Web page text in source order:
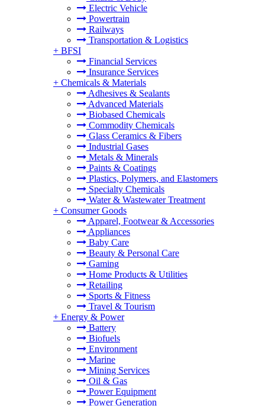
Electric Vehicle
Powertrain
Railways
Transportation & Logistics
+ BFSI
Financial Services
Insurance Services
+ Chemicals & Materials
Adhesives & Sealants
Advanced Materials
Biobased Chemicals
Commodity Chemicals
Glass Ceramics & Fibers
Industrial Gases
Metals & Minerals
Paints & Coatings
Plastics, Polymers, and Elastomers
Specialty Chemicals
Water & Wastewater Treatment
+ Consumer Goods
Apparel, Footwear & Accessories
Appliances
Baby Care
Beauty & Personal Care
Gaming
Home Products & Utilities
Retailing
Sports & Fitness
Travel & Tourism
+ Energy & Power
Battery
Biofuels
Environment
Marine
Mining Services
Oil & Gas
Power Equipment
Power Generation